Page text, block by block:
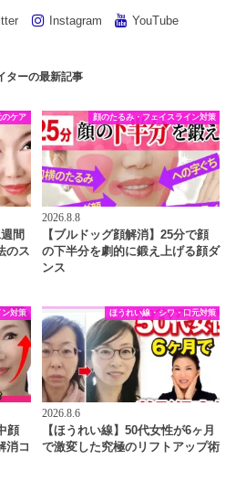
Instagram YouTube
ターの最新記事
のケア
間
のス
顔のたるみ・フェイスライン対策
2026.8.8
【ブルドッグ顔解消】25分で顔
の下半分を劇的に鍛え上げる顔ダ
ンス
ン対策
顔
消コ
ほうれい線・シワ・口元対策
2026.8.6
【ほうれい線】50代女性が6ヶ月
で激変した究極のリフトアップ術